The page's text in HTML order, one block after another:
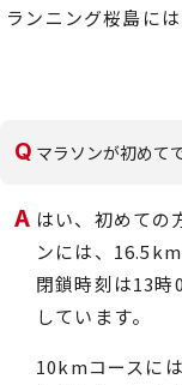
ランニング桜島に
Q マラソンが初めて
A はい、初めての
ンには、
閉鎖時刻は13時
しています。
10kmコースに